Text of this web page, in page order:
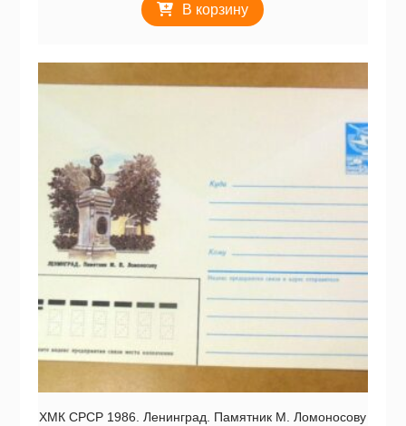
В корзину
ХМК СРСР 1986. Ленинград. Памятник М. Ломоносову